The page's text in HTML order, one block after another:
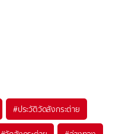
#ประวัติวัดสังกระต่าย